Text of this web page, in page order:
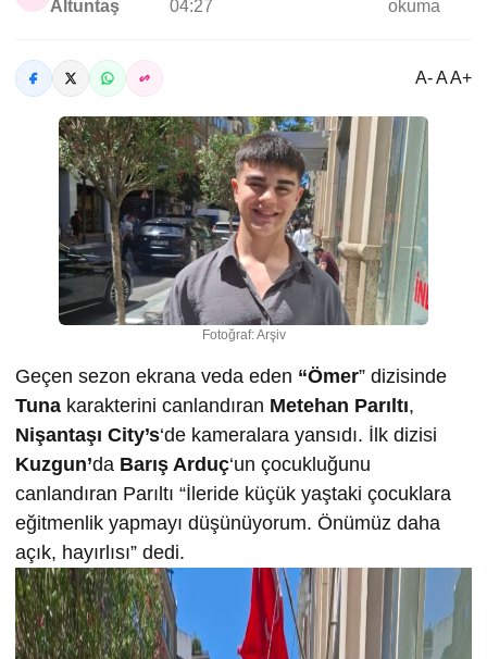
Altuntaş 04:27 okuma
A- A A+
Fotoğraf: Arşiv
Geçen sezon ekrana veda eden “Ömer” dizisinde
Tuna karakterini canlandıran Metehan Parıltı,
Nişantaşı City’s‘de kameralara yansıdı. İlk dizisi
Kuzgun’da Barış Arduç‘un çocukluğunu
canlandıran Parıltı “İleride küçük yaştaki çocuklara
eğitmenlik yapmayı düşünüyorum. Önümüz daha
açık, hayırlısı” dedi.